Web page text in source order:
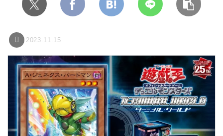
2023.11.15